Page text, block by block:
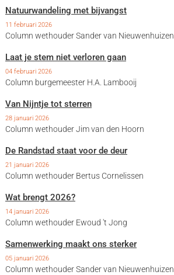
Natuurwandeling met bijvangst
11 februari 2026
Column wethouder Sander van Nieuwenhuizen
Laat je stem niet verloren gaan
04 februari 2026
Column burgemeester H.A. Lambooij
Van Nijntje tot sterren
28 januari 2026
Column wethouder Jim van den Hoorn
De Randstad staat voor de deur
21 januari 2026
Column wethouder Bertus Cornelissen
Wat brengt 2026?
14 januari 2026
Column wethouder Ewoud 't Jong
Samenwerking maakt ons sterker
05 januari 2026
Column wethouder Sander van Nieuwenhuizen